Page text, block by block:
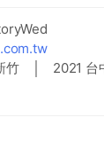
竹 │ 2021 台